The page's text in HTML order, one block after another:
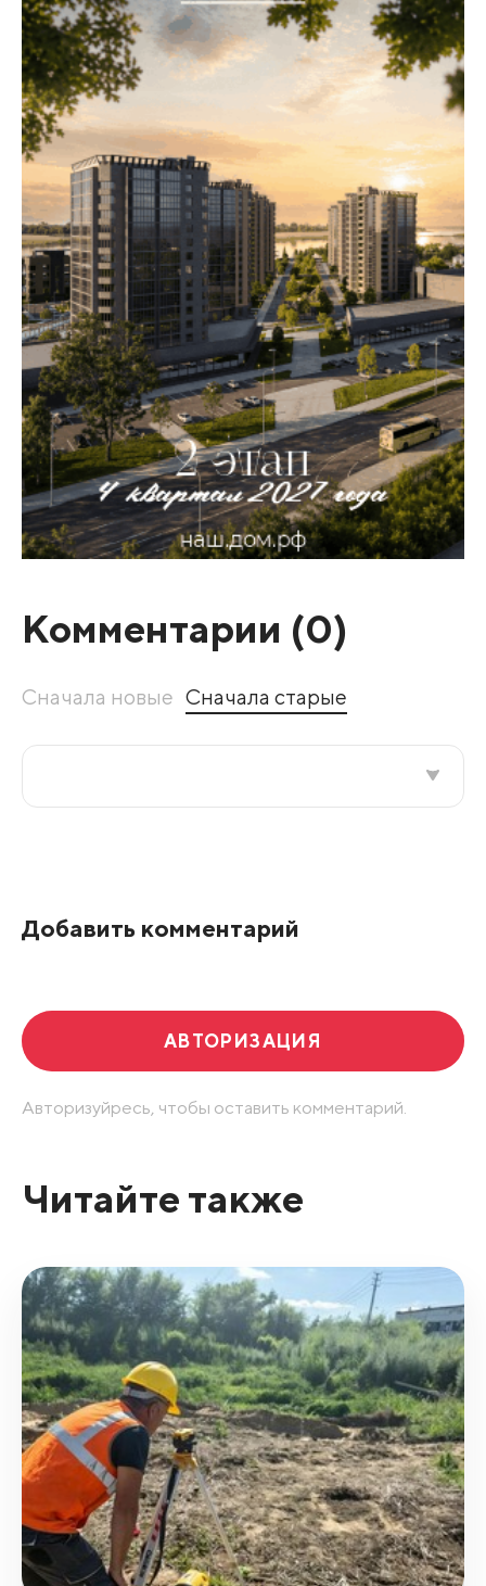
Комментарии (0)
Сначала новые Сначала старые
Добавить комментарий
АВТОРИЗАЦИЯ
Авторизуйресь, чтобы оставить комментарий.
Читайте также